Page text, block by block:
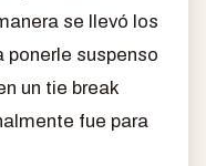
se llevó los
ponerle suspenso
un tie break
fue para